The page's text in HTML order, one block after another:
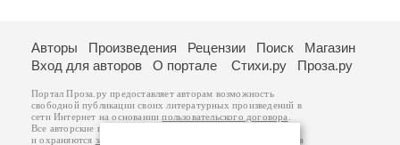
Авторы Произведения Рецензии Поиск
Магазин
Вход для авторов
О портале Стихи.ру Проза.ру
Портал Проза.ру предоставляет авторам возможность
свободной публикации своих литературных произведений в
сети Интернет на основаниипользовательского договора
Все авторские права на произведения принадлежат авторам
и охраняются законом . Перепечатка произведений возможна